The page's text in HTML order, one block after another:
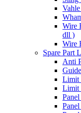
Wire
dll )
Wire
Spare Part
Anti
Limit
Limit